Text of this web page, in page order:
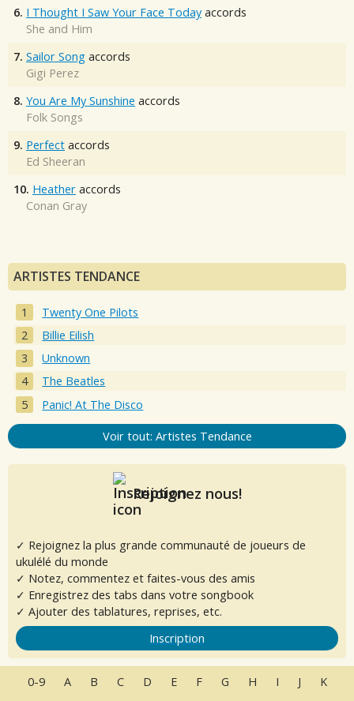
6. I Thought I Saw Your Face Today accords
She and Him
7. Sailor Song accords
Gigi Perez
8. You Are My Sunshine accords
Folk Songs
9. Perfect accords
Ed Sheeran
10. Heather accords
Conan Gray
ARTISTES TENDANCE
Twenty One Pilots
Billie Eilish
Unknown
The Beatles
Panic! At The Disco
Voir tout: Artistes Tendance
Rejoignez nous!
✓ Rejoignez la plus grande communauté de joueurs de
ukulélé du monde
✓ Notez, commentez et faites-vous des amis
✓ Enregistrez des tabs dans votre songbook
✓ Ajouter des tablatures, reprises, etc.
Inscription
0-9 A B C D E F G H I J K